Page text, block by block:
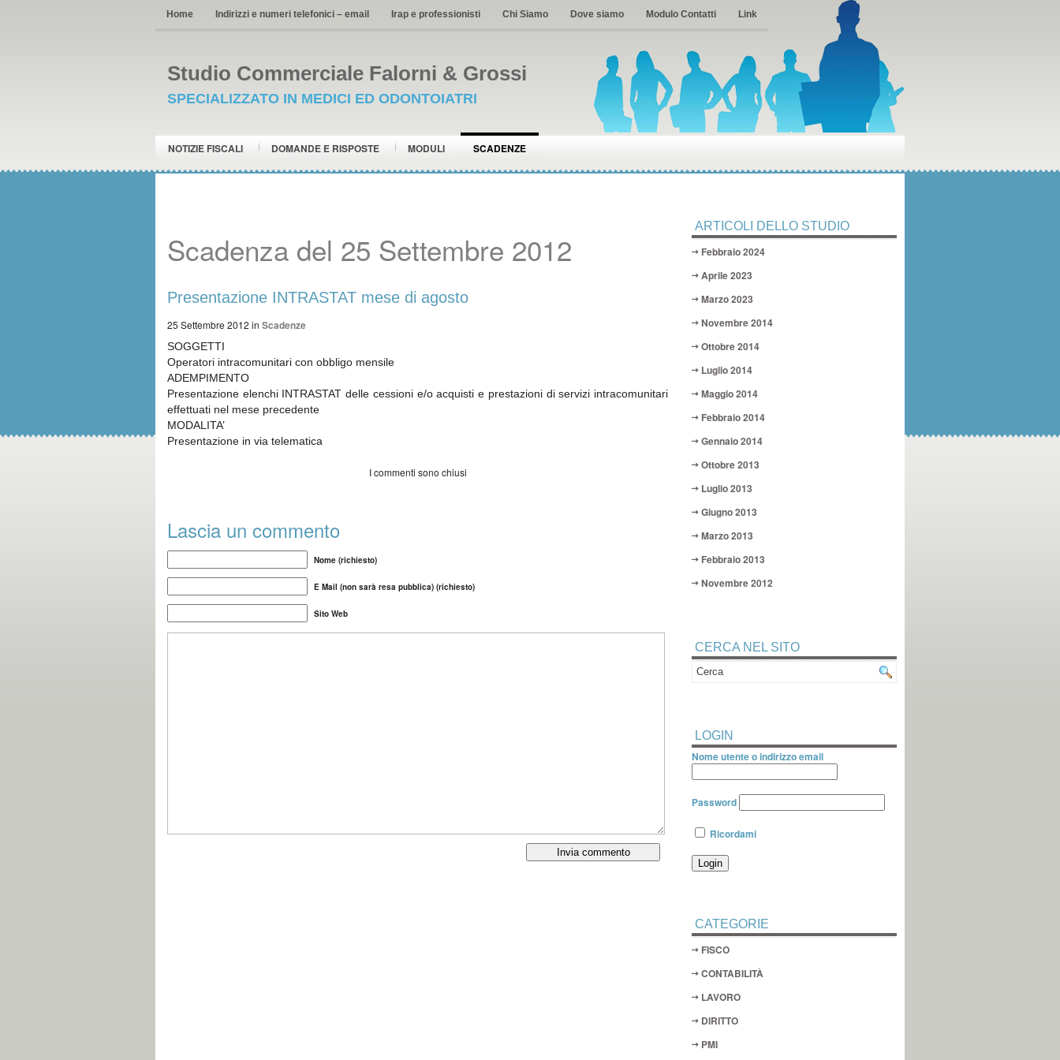
Home Indirizzi e numeri telefonici – email Irap e professionisti Chi Siamo Dove siamo Modulo Contatti Link
Studio Commerciale Falorni & Grossi
SPECIALIZZATO IN MEDICI ED ODONTOIATRI
NOTIZIE FISCALI DOMANDE E RISPOSTE MODULI SCADENZE
Scadenza del 25 Settembre 2012
Presentazione INTRASTAT mese di agosto
25 Settembre 2012 in Scadenze
SOGGETTI
Operatori intracomunitari con obbligo mensile
ADEMPIMENTO
Presentazione elenchi INTRASTAT delle cessioni e/o acquisti e prestazioni di servizi intracomunitari
effettuati nel mese precedente
MODALITA’
Presentazione in via telematica
I commenti sono chiusi
Lascia un commento
Nome (richiesto)
E Mail (non sarà resa pubblica) (richiesto)
Sito Web
ARTICOLI DELLO STUDIO
Febbraio 2024
Aprile 2023
Marzo 2023
Novembre 2014
Ottobre 2014
Luglio 2014
Maggio 2014
Febbraio 2014
Gennaio 2014
Ottobre 2013
Luglio 2013
Giugno 2013
Marzo 2013
Febbraio 2013
Novembre 2012
CERCA NEL SITO
LOGIN
Nome utente o indirizzo email
Password
Ricordami
CATEGORIE
FISCO
CONTABILITÀ
LAVORO
DIRITTO
PMI